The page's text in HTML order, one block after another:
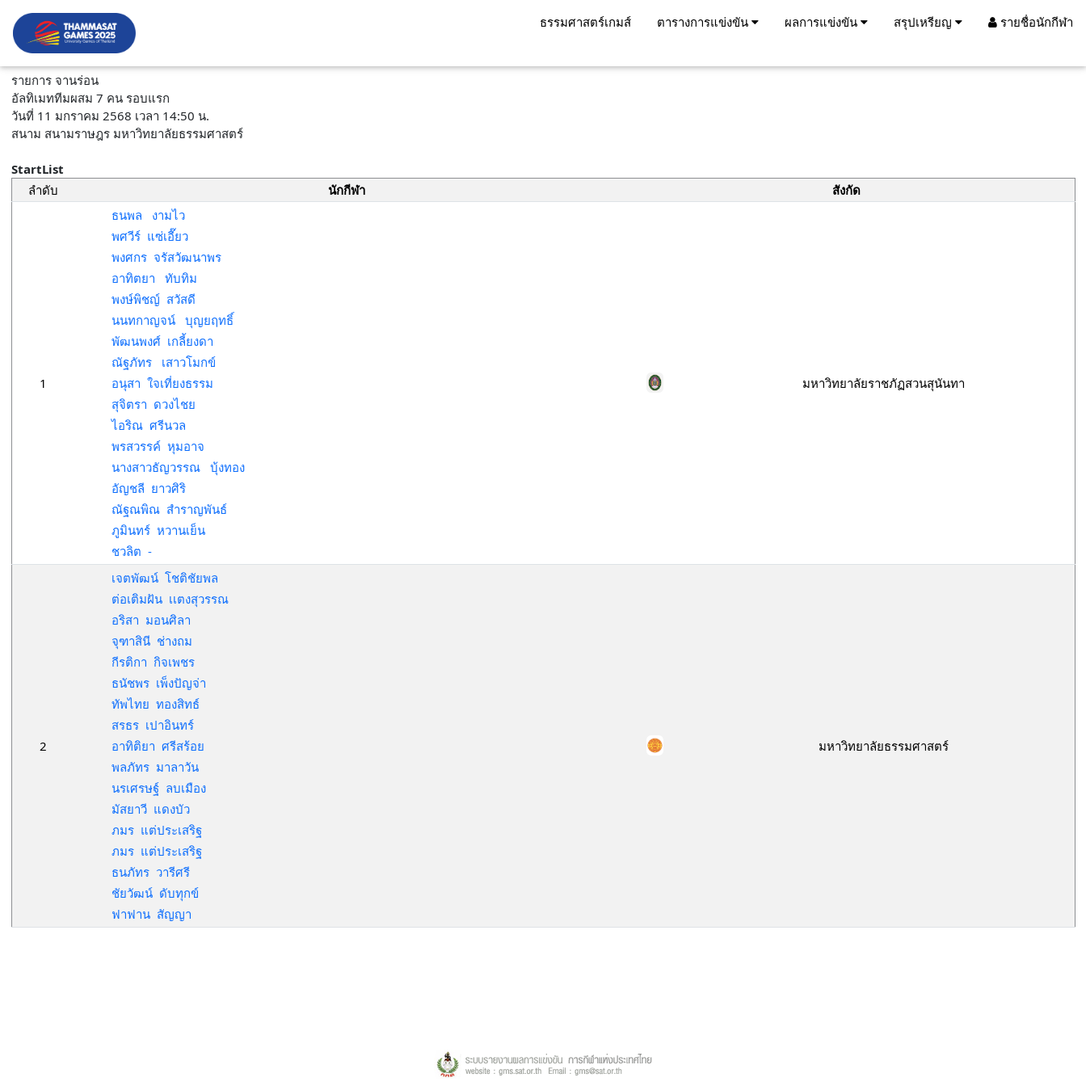
ธรรมศาสตร์เกมส์ ตารางการแข่งขัน ผลการแข่งขัน สรุปเหรียญ รายชื่อนักกีฬา
รายการ จานร่อน
อัลทิเมททีมผสม 7 คน รอบแรก
วันที่ 11 มกราคม 2568 เวลา 14:50 น.
สนาม สนามราษฎร มหาวิทยาลัยธรรมศาสตร์
StartList
ลำดับ
นักกีฬา สังกัด
1
ธนพล งามไว
พศวีร์ แซ่เอี๊ยว
พงศกร จรัสวัฒนาพร
อาทิตยา ทับทิม
พงษ์พิชญ์ สวัสดี
นนทกาญจน์ บุญยฤทธิ์
พัฒนพงศ์ เกลี้ยงดา
ณัฐภัทร เสาวโมกข์
อนุสา ใจเที่ยงธรรม
สุจิตรา ดวงไชย
ไอริณ ศรีนวล
พรสวรรค์ หุมอาจ
นางสาวธัญวรรณ บุ้งทอง
อัญชลี ยาวศิริ
ณัฐณพิณ สำราญพันธ์
ภูมินทร์ หวานเย็น
ชวลิต -
มหาวิทยาลัยราชภัฏสวนสุนันทา
2
เจตพัฒน์ โชติชัยพล
ต่อเติมฝัน เเตงสุวรรณ
อริสา มอนศิลา
จุฑาสินี ช่างถม
กีรติกา กิจเพชร
ธนัชพร เพ็งปัญจ่า
ทัพไทย ทองสิทธ์
สรธร เปาอินทร์
อาทิติยา ศรีสร้อย
พลภัทร มาลาวัน
นรเศรษฐ์ ลบเมือง
มัสยาวี แดงบัว
ภมร แต่ประเสริฐ
ภมร แต่ประเสริฐ
ธนภัทร วารีศรี
ชัยวัฒน์ ดับทุกข์
ฟาฟาน สัญญา
มหาวิทยาลัยธรรมศาสตร์